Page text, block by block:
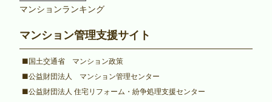
マンションランキング
マンション管理支援サイト
■国土交通省 マンション政策
■公益財団法人 マンション管理センター
■公益財団法人 住宅リフォーム・紛争処理支援センター